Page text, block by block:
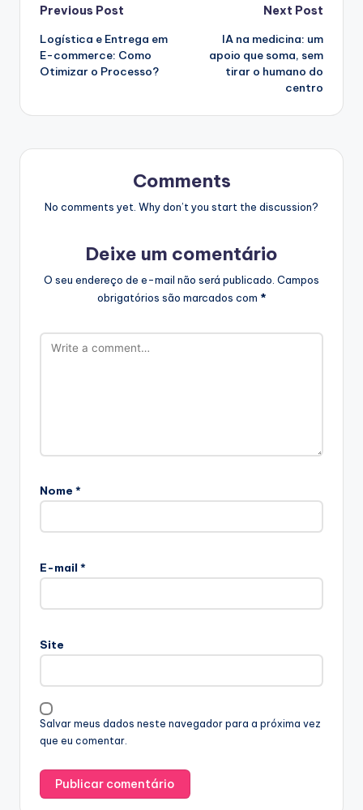
Post
navigation
Previous Post
Logística e Entrega em
E-commerce: Como
Otimizar o Processo?
Next Post
IA na medicina: um
apoio que soma, sem
tirar o humano do
centro
Comments
No comments yet. Why don’t you start the discussion?
Deixe um comentário
O seu endereço de e-mail não será publicado. Campos
obrigatórios são marcados com *
Nome *
E-mail *
Site
Salvar meus dados neste navegador para a próxima vez
que eu comentar.